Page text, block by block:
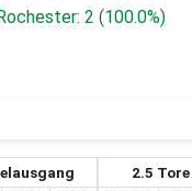
2 (100.0%)
2.5 Tore